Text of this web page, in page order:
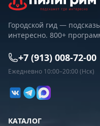
Городской гид —
интересно. 800+
+7 (913) 008-72-00
Ежедневно 10:00–20:00 (Нск)
КАТАЛОГ